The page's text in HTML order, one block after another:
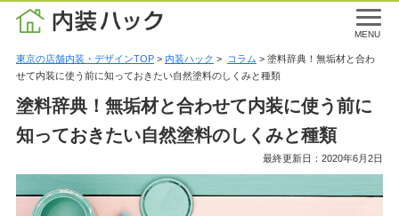
MENU
東京の店舗内装・デザインTOP> 内装ハック > コラム > 塗料辞典！無垢材と合わ
せて内装に使う前に知っておきたい自然塗料のしくみと種類
塗料辞典！無垢材と合わせて内装に使う前に
知っておきたい自然塗料のしくみと種類
最終更新日：2020年6月2日